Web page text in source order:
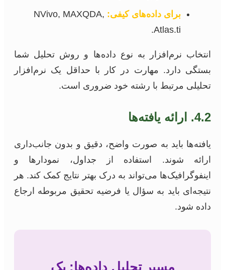
برای داده‌های کیفی: NVivo, MAXQDA,
Atlas.ti.
انتخاب نرم‌افزار به نوع داده‌ها و روش تحلیل شما
بستگی دارد. مهارت در کار با حداقل یک نرم‌افزار
تحلیلی مرتبط با رشته خود ضروری است.
4.2. ارائه یافته‌ها
یافته‌ها باید به صورت واضح، دقیق و بدون جانب‌داری
ارائه شوند. استفاده از جداول، نمودارها و
اینفوگرافیک‌ها می‌تواند به درک بهتر نتایج کمک کند. هر
نتیجه‌ای باید به سؤال یا فرضیه تحقیق مربوطه ارجاع
داده شود.
مسیر تحلیل داده‌ها: یک